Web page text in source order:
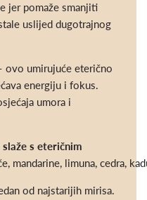
jer pomaže smanjiti
uslijed dugotrajnog
ovo umirujuće eterično
energiju i fokus.
umora i
s eteričnim
mandarine, limuna, cedra,
od najstarijih mirisa.